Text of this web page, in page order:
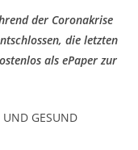
der Coronakrise
die letzten
als ePaper zur
UND GESUND